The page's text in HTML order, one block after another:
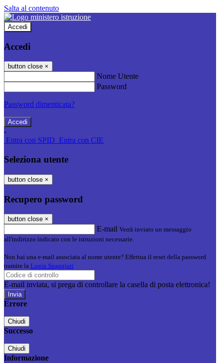
Salta al contenuto
Accedi
Accedi
button close ×
Nome Utente
Password
Password dimenticata?
-
Entra con SPID Entra con CIE
Seleziona utente
button close ×
Recupero password
button close ×
E-mail Verrà inviato un messaggio
all'indirizzo indicato con le istruzioni necessarie.
Non hai una e-mail associata al nome utente? Effettua il reset della password
tramite la Login Spaggiari
E-mail inviata, si prega di controllare la casella di posta elettronica!
Errore
Chiudi
Successo
Chiudi
Informazione